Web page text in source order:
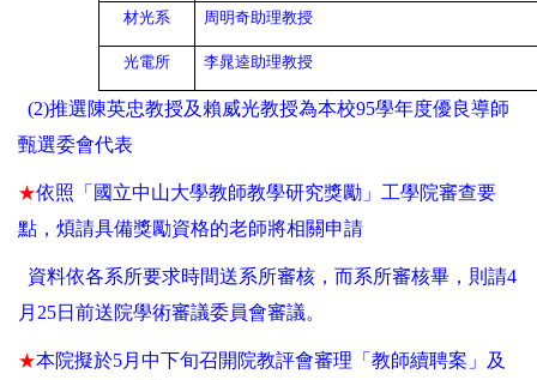
材光系 周明奇助理教授
光電所 李晁逵助理教授
(2)推選陳英忠教授及賴威光教授為本校95學年度優良導師
甄選委會代表
★依照 「國立中山大學教師教學研究獎勵」工學院審查要
點，煩請具備獎勵資格的老師將相關申請
資料依各系所要求時間送系所審核，而系所審核畢，則請4
月 25日 前送院學術審議委員會審議。
★本院擬於5月中下旬召開院教評會審理「教師續聘案」及